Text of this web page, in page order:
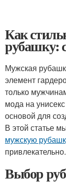
Как
рубашку:
Мужская
элемент
только
мода на
основой для
В этой статье
мужскую
привлекательно.
Выбор